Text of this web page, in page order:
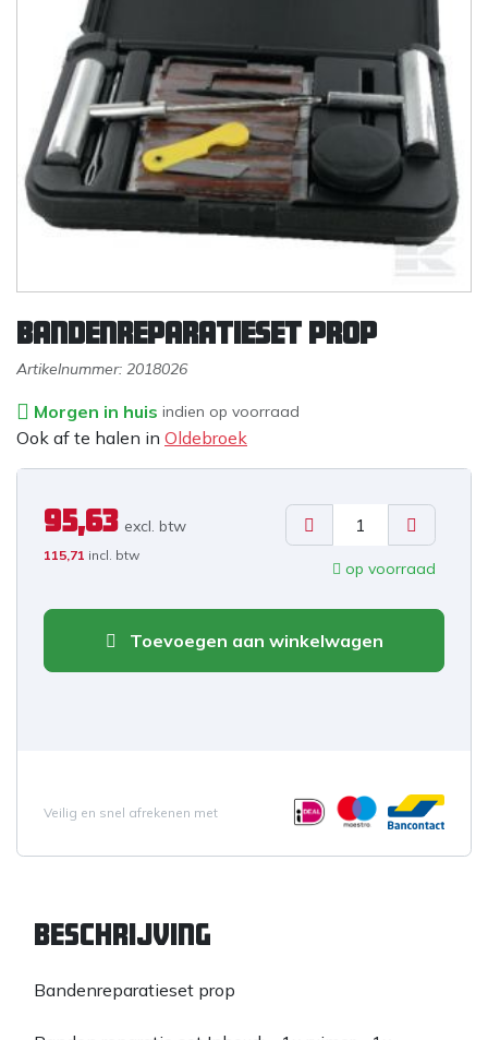
Bandenreparatieset prop
Artikelnummer: 2018026
Morgen in huis indien op voorraad
Ook af te halen in Oldebroek
95,63 excl. btw
115,71 incl. btw
op voorraad
Toevoegen aan winkelwagen
Veilig en snel afrekenen met
Beschrijving
Bandenreparatieset prop